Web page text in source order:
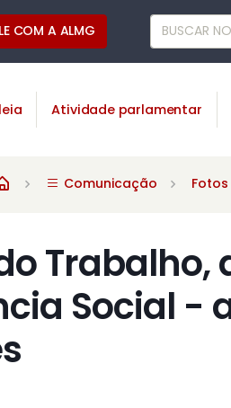
COM A ALMG
Atividade parlamentar
Comunicação Fotos
Trabalho,
Social -